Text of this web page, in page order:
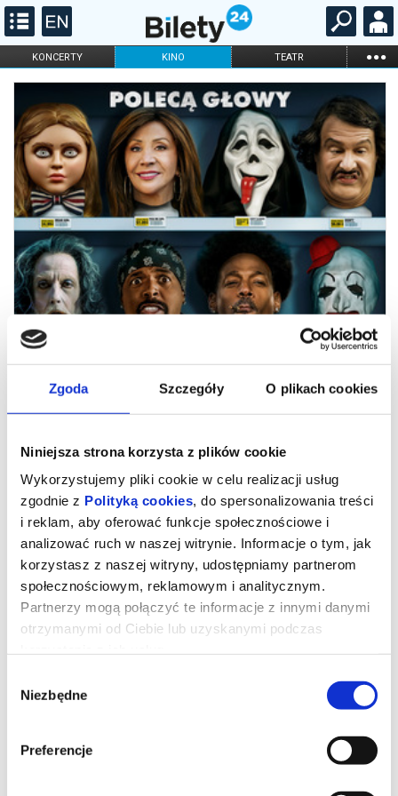
Zgoda Szczegóły O plikach cookies
Niniejsza strona korzysta z plików cookie
Wykorzystujemy pliki cookie w celu realizacji usług
zgodnie z Polityką cookies, do spersonalizowania treści
i reklam, aby oferować funkcje społecznościowe i
analizować ruch w naszej witrynie. Informacje o tym, jak
korzystasz z naszej witryny, udostępniamy partnerom
społecznościowym, reklamowym i analitycznym.
Partnerzy mogą połączyć te informacje z innymi danymi
otrzymanymi od Ciebie lub uzyskanymi podczas
zgody
Niezbędne
Preferencje
KONCERTY KINO TEATR ...
FILHARMONIA OPERA I BALET
STAND-UP
DLA DZIECI
ONLINE KARNETY
zamaskowanym zabójcą przypominającym Ghostface’a,
legendarna czwórka ponownie staje się celem tajemniczego
mordercy. Cindy, Brenda, Ray i Shorty muszą jeszcze raz połączyć